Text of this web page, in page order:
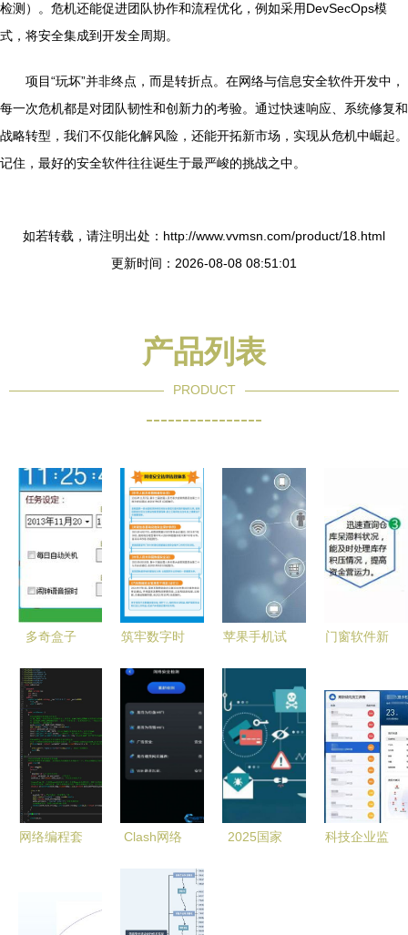
检测）。危机还能促进团队协作和流程优化，例如采用DevSecOps模
式，将安全集成到开发全周期。
项目“玩坏”并非终点，而是转折点。在网络与信息安全软件开发中，
每一次危机都是对团队韧性和创新力的考验。通过快速响应、系统修复和
战略转型，我们不仅能化解风险，还能开拓新市场，实现从危机中崛起。
记住，最好的安全软件往往诞生于最严峻的挑战之中。
如若转载，请注明出处：http://www.vvmsn.com/product/18.html
更新时间：2026-08-08 08:51:01
产品列表
PRODUCT
----------------
多奇盒子
脑运行时
间，筑牢信
息安全防护
墙
筑牢数字时
一文读懂网
络安全与国
家、人民安
全的关系及
键
苹果手机试
捷背后的网
络与信息安
全考量
门窗软件新
工厂管理与
安全开发并
驾齐驱
网络编程套
网络与信息
Clash网络
卓版下载指
南与网络信
2025国家
科技企业监